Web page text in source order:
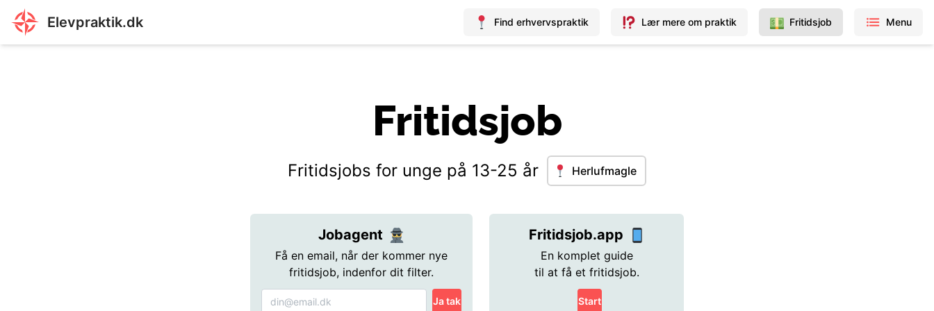
Elevpraktik.dk Find erhvervspraktik Lær mere om praktik Fritidsjob Menu
Fritidsjob
Fritidsjobs for unge på 13-25 år Herlufmagle
Jobagent
Få en email, når der kommer nye
fritidsjob, indenfor dit filter.
Ja tak
Fritidsjob.app
En komplet guide
til at få et fritidsjob.
Start